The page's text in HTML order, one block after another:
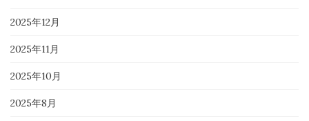
2025年12月
2025年11月
2025年10月
2025年8月